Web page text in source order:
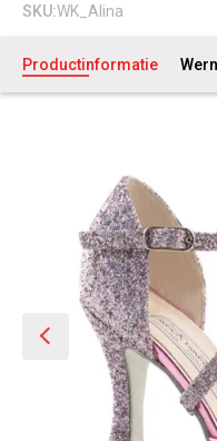
SKU:WK_Alina
Productinformatie